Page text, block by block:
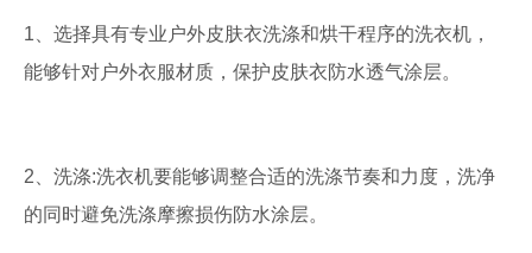
1、选择具有专业户外皮肤衣洗涤和烘干程序的洗衣机，
能够针对户外衣服材质，保护皮肤衣防水透气涂层。
2、洗涤:洗衣机要能够调整合适的洗涤节奏和力度，洗净
的同时避免洗涤摩擦损伤防水涂层。